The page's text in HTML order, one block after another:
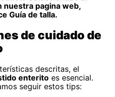
nuestra pagina web,
Guía de talla.
de cuidado de
descritas, el
enterito es esencial.
seguir estos tips: